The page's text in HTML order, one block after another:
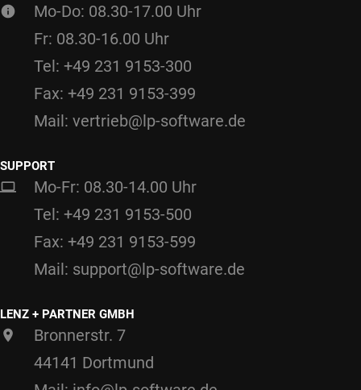
Mo-Do: 08.30-17.00 Uhr
Fr: 08.30-16.00 Uhr
Tel: +49 231 9153-300
Fax: +49 231 9153-399
Mail: vertrieb@lp-software.de
SUPPORT
Mo-Fr: 08.30-14.00 Uhr
Tel: +49 231 9153-500
Fax: +49 231 9153-599
Mail: support@lp-software.de
LENZ + PARTNER GMBH
Bronnerstr. 7
44141 Dortmund